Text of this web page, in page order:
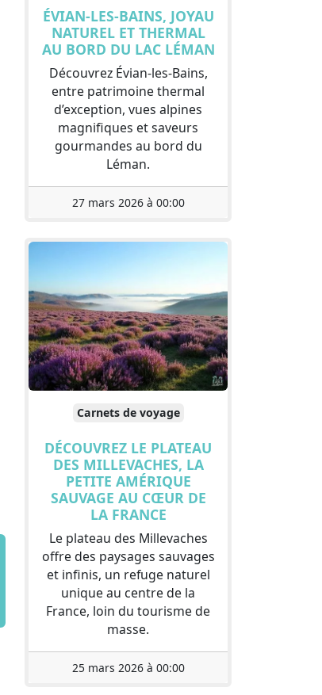
ÉVIAN-LES-BAINS, JOYAU
NATUREL ET THERMAL
AU BORD DU LAC LÉMAN
Découvrez Évian-les-Bains,
entre patrimoine thermal
d’exception, vues alpines
magnifiques et saveurs
gourmandes au bord du
Léman.
27 mars 2026 à 00:00
Carnets de voyage
DÉCOUVREZ LE PLATEAU
DES MILLEVACHES, LA
PETITE AMÉRIQUE
SAUVAGE AU CŒUR DE
LA FRANCE
Le plateau des Millevaches
offre des paysages sauvages
et infinis, un refuge naturel
unique au centre de la
France, loin du tourisme de
masse.
25 mars 2026 à 00:00